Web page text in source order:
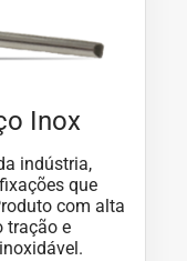
Inox
indústria,
que
com alta
tração e